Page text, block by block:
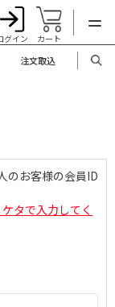
グイン カート
注文取込
のお客様の会員ID
タで入力してく